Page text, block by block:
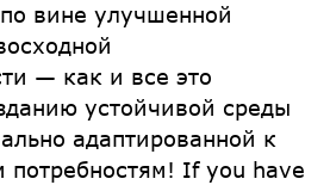
вине улучшенной
— как и все это
устойчивой среды
адаптированной к
потребностям! If you have